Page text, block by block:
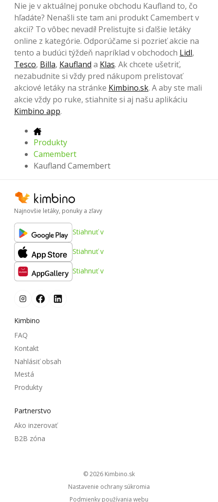
Nie je v aktuálnej ponuke obchodu Kaufland to, čo
hľadáte? Nenašli ste tam ani produkt Camembert v
akcii? To vôbec nevadí! Prelistujte si ďalšie letáky
online z kategórie. Odporúčame si pozrieť akcie na
tento a budúci týždeň napríklad v obchodoch Lidl,
Tesco, Billa, Kaufland a Klas. Ak chcete ušetriť,
nezabudnite si vždy pred nákupom prelistovať
akciové letáky na stránke Kimbino.sk. A aby ste mali
akcie vždy po ruke, stiahnite si aj našu aplikáciu
Kimbino app.
Produkty
Camembert
Kaufland Camembert
Najnovšie letáky, ponuky a zľavy
Stiahnuť v
Stiahnuť v
Stiahnuť v
Kimbino
FAQ
Kontakt
Nahlásiť obsah
Mestá
Produkty
Partnerstvo
Ako inzerovať
B2B zóna
© 2026
kimbino.sk
Nastavenie ochrany súkromia
Podmienky používania webu